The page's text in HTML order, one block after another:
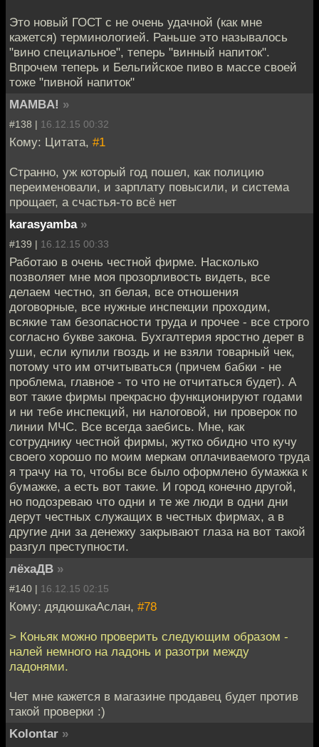
Это новый ГОСТ с не очень удачной (как мне
кажется) терминологией. Раньше это называлось
"вино специальное", теперь "винный напиток".
Впрочем теперь и Бельгийское пиво в массе своей
тоже "пивной напиток"
MAMBA! »
#138 | 16.12.15 00:32
Кому: Цитата, #1
Странно, уж который год пошел, как полицию
переименовали, и зарплату повысили, и система
прощает, а счастья-то всё нет
karasyamba »
#139 | 16.12.15 00:33
Работаю в очень честной фирме. Насколько
позволяет мне моя прозорливость видеть, все
делаем честно, зп белая, все отношения
договорные, все нужные инспекции проходим,
всякие там безопасности труда и прочее - все строго
согласно букве закона. Бухгалтерия яростно дерет в
уши, если купили гвоздь и не взяли товарный чек,
потому что им отчитываться (причем бабки - не
проблема, главное - то что не отчитаться будет). А
вот такие фирмы прекрасно функционируют годами
и ни тебе инспекций, ни налоговой, ни проверок по
линии МЧС. Все всегда заебись. Мне, как
сотруднику честной фирмы, жутко обидно что кучу
своего хорошо по моим меркам оплачиваемого труда
я трачу на то, чтобы все было оформлено бумажка к
бумажке, а есть вот такие. И город конечно другой,
но подозреваю что одни и те же люди в одни дни
дерут честных служащих в честных фирмах, а в
другие дни за денежку закрывают глаза на вот такой
разгул преступности.
лёхаДВ »
#140 | 16.12.15 02:15
Кому: дядюшкаАслан, #78
> Коньяк можно проверить следующим образом -
налей немного на ладонь и разотри между
ладонями.
Чет мне кажется в магазине продавец будет против
такой проверки :)
Kolontar »